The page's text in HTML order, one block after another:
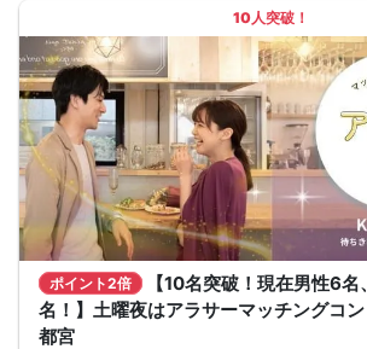
10人突破！
ポイント2倍
【10名突破！現在男性6
名！】土曜夜はアラサーマッチングコ
都宮